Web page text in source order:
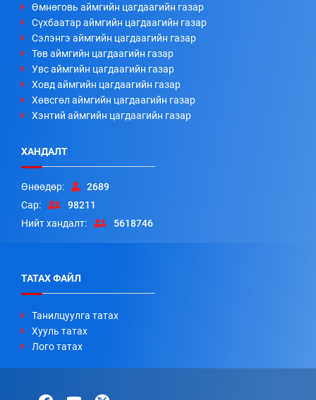
Өмнөговь аймгийн цагдаагийн газар
Сүхбаатар аймгийн цагдаагийн газар
Сэлэнгэ аймгийн цагдаагийн газар
Төв аймгийн цагдаагийн газар
Увс аймгийн цагдаагийн газар
Ховд аймгийн цагдаагийн газар
Хөвсгөл аймгийн цагдаагийн газар
Хэнтий аймгийн цагдаагийн газар
ХАНДАЛТ
Өнөөдөр:
2689
Сар:
98211
Нийт хандалт:
5618746
ТАТАХ ФАЙЛ
Танилцуулга татах
Хууль татах
Лого татах